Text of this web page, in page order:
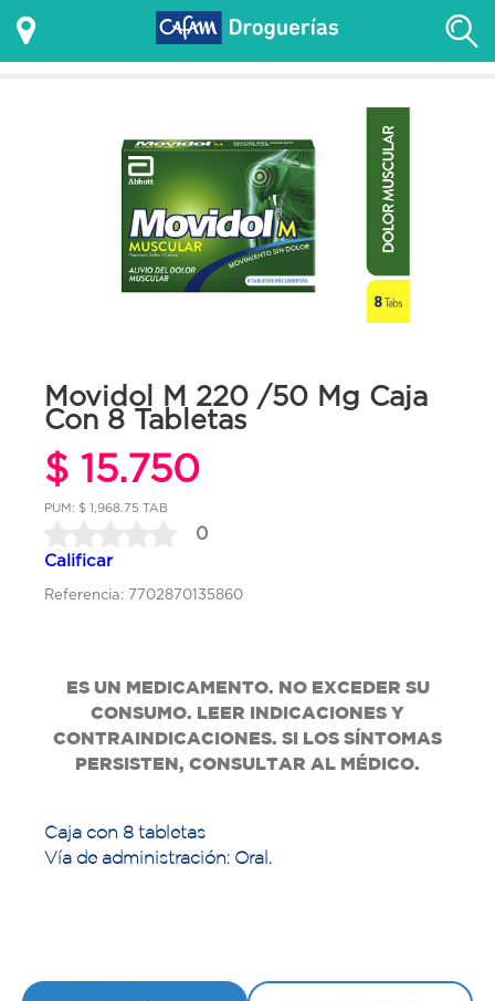
Movidol M 220 /50 Mg Caja
Con 8 Tabletas
$ 15.750
PUM: $ 1,968.75 TAB
0
Calificar
Referencia: 7702870135860
ES UN MEDICAMENTO. NO EXCEDER SU
CONSUMO. LEER INDICACIONES Y
CONTRAINDICACIONES. SI LOS SÍNTOMAS
PERSISTEN, CONSULTAR AL MÉDICO.
Caja con 8 tabletas
Vía de administración: Oral.